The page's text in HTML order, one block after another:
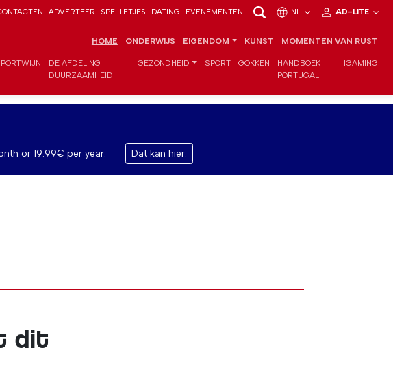
ADVERTEER SPELLETJES DATING EVENEMENTEN NL AD-LITE
HOME ONDERWIJS EIGENDOM KUNST MOMENTEN VAN RUST
PORTWIJN
DE AFDELING
DUURZAAMHEID
GEZONDHEID SPORT GOKKEN
HANDBOEK
PORTUGAL
IGAMING
or 19.99€ per year. Dat kan hier.
dit